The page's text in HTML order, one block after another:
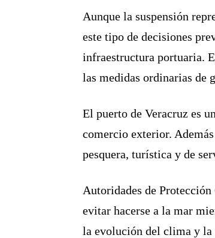
Aunque la suspensión
este tipo de decisiones
infraestructura portuaria.
las medidas ordinarias de
El puerto de Veracruz es
comercio exterior.
pesquera, turística y de
Autoridades de
evitar hacerse a la mar
la evolución del clima y la